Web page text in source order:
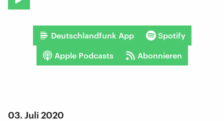
Deutschlandfunk App Spotify
Apple Podcasts Abonnieren
03. Juli 2020